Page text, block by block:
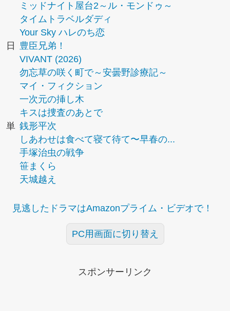
ミッドナイト屋台2～ル・モンドゥ～
タイムトラベルダディ
Your Sky ハレのち恋
日
豊臣兄弟！
VIVANT (2026)
勿忘草の咲く町で～安曇野診療記～
マイ・フィクション
一次元の挿し木
キスは捜査のあとで
単 銭形平次
しあわせは食べて寝て待て〜早春の...
手塚治虫の戦争
笹まくら
天城越え
見逃したドラマはAmazonプライム・ビデオで！
PC用画面に切り替え
スポンサーリンク